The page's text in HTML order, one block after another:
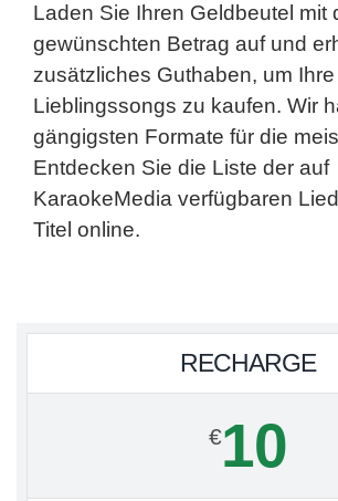
Laden Sie Ihren Geldbeutel mit
gewünschten Betrag auf und
zusätzliches Guthaben, um Ihre
Lieblingssongs zu kaufen. Wir
gängigsten Formate für die
Entdecken Sie die Liste der auf
KaraokeMedia verfügbaren
Titel online.
RECHARGE
€10